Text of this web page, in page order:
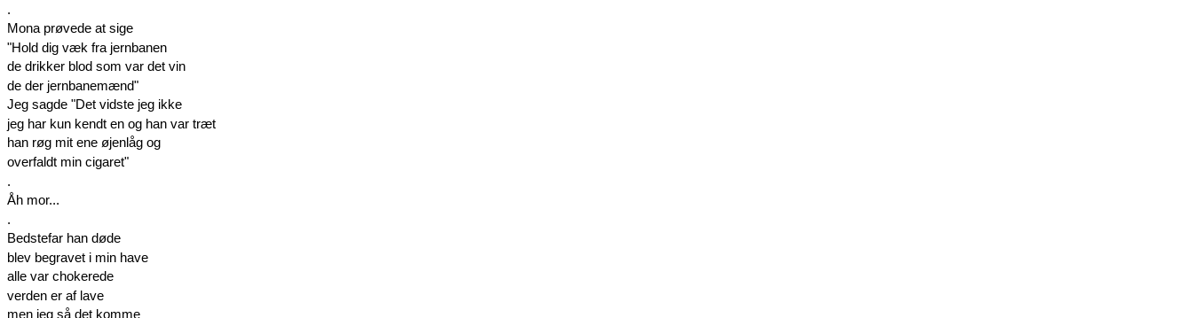
.
Mona prøvede at sige
"Hold dig væk fra jernbanen
de drikker blod som var det vin
de der jernbanemænd"
Jeg sagde "Det vidste jeg ikke
jeg har kun kendt en og han var træt
han røg mit ene øjenlåg og
overfaldt min cigaret"
.
Åh mor...
.
Bedstefar han døde
blev begravet i min have
alle var chokerede
verden er af lave
men jeg så det komme